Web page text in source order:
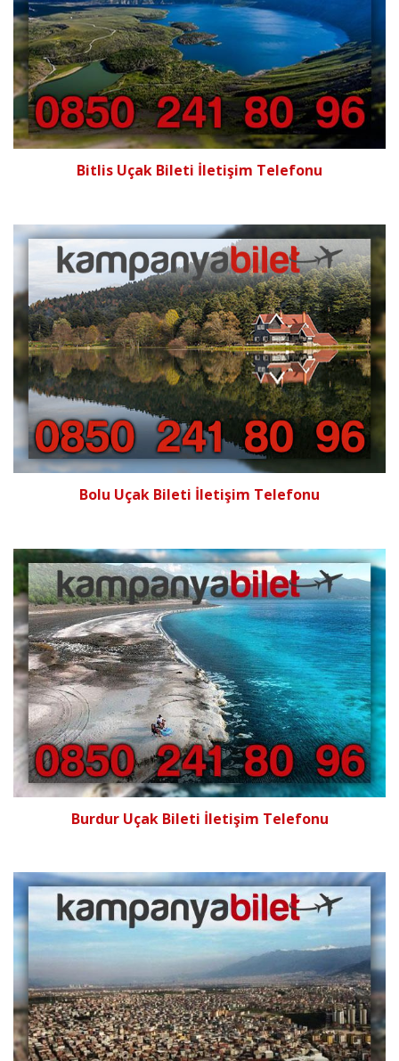
Bitlis Uçak Bileti İletişim Telefonu
Bolu Uçak Bileti İletişim Telefonu
Burdur Uçak Bileti İletişim Telefonu